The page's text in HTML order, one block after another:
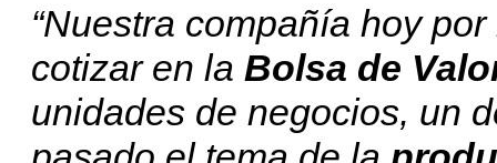
“Nuestra compañía hoy
cotizar en la Bolsa de
unidades de negocios, un